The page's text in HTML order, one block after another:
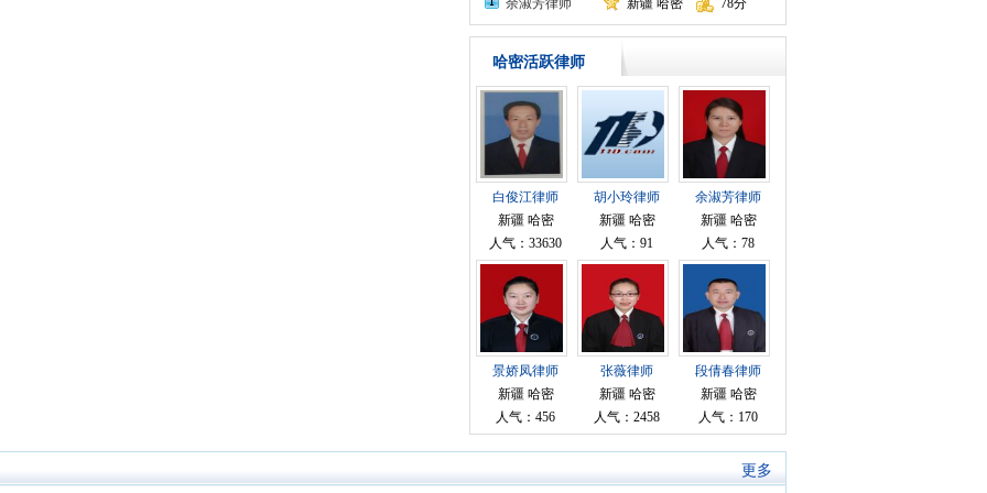
余淑芳律师 新疆 哈密 78分
哈密活跃律师
白俊江律师
新疆 哈密
人气：33630
胡小玲律师
新疆 哈密
人气：91
余淑芳律师
新疆 哈密
人气：78
景娇凤律师
新疆 哈密
人气：456
张薇律师
新疆 哈密
人气：2458
段倩春律师
新疆 哈密
人气：170
更多